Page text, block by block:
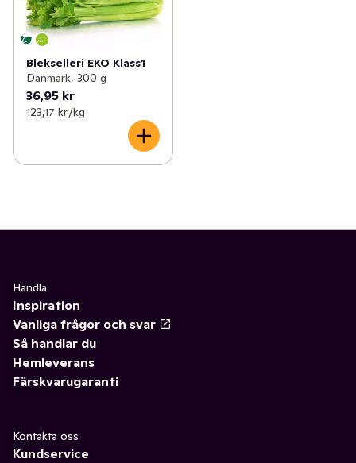
Blekselleri EKO Klass1
Danmark, 300 g
36,95 kr
123,17 kr /kg
Handla
Inspiration
Vanliga frågor och svar
Så handlar du
Hemleverans
Färskvarugaranti
Kontakta oss
Kundservice